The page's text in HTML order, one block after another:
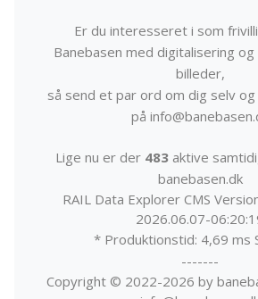
Er du interesseret i som
Banebasen med digitalisering
billeder,
så send et par ord om dig selv
på
Lige nu er der 483aktive
banebasen.dk
RAIL Data Explorer CMS
2026.06.07-
* Produktionstid: 4,69 ms
-------
Copyright © 2022-2026 by